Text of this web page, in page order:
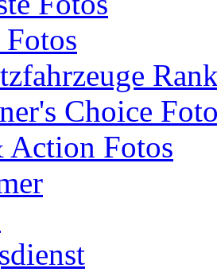
Fotos
Choice
Fotos